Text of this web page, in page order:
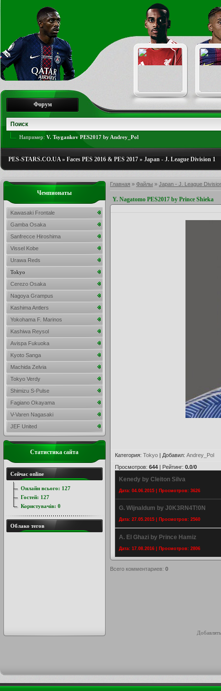
Форум
Например: V. Tsygankov PES2017 by Andrey_Pol
PES-STARS.CO.UA» Faces PES 2016 & PES 2017 » Japan - J. League Division 1
Главная » Файлы » Japan - J. League
Y. Nagatomo PES2017 by Prince Shieka
Категория: Tokyo | Добавил: Andrey_Pol
Просмотров: 644 | Рейтинг: 0.0/0
Kenedy by Cleiton Silva
Дата: 04.06.2015 | Просмотров: 3626
G. Wijnaldum by J0K3RN4T!0N
Дата: 27.05.2015 | Просмотров: 2560
A. El Ghazi by Prince Hamiz
Дата: 17.08.2016 | Просмотров: 2806
Всего комментариев: 0
Чемпионаты
Kawasaki Frontale
Gamba Osaka
Sanfrecce Hiroshima
Vissel Kobe
Urawa Reds
Tokyo
Cerezo Osaka
Nagoya Grampus
Kashima Antlers
Yokohama F. Marinos
Kashiwa Reysol
Avispa Fukuoka
Kyoto Sanga
Machida Zelvia
Tokyo Verdy
Shimizu S-Pulse
Fagiano Okayama
V-Varen Nagasaki
JEF United
Статистика сайта
Сейчас online
Онлайн всього: 127
Гостей: 127
Користувачів: 0
Облако тегов